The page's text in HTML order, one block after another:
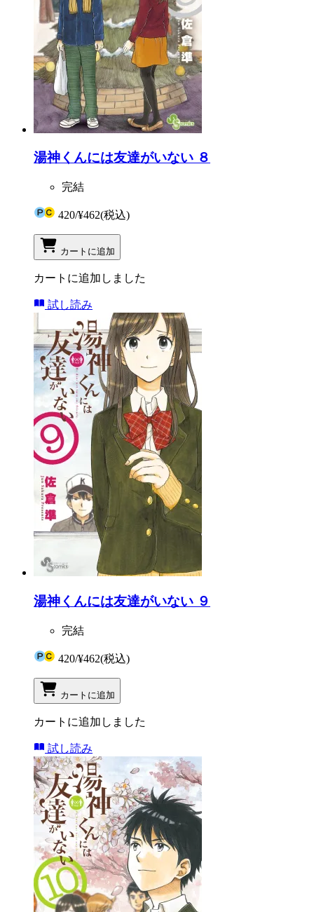
湯神くんには友達がいない ８
完結
420/¥462(税込)
カートに追加
カートに追加しました
試し読み
湯神くんには友達がいない ９
完結
420/¥462(税込)
カートに追加
カートに追加しました
試し読み